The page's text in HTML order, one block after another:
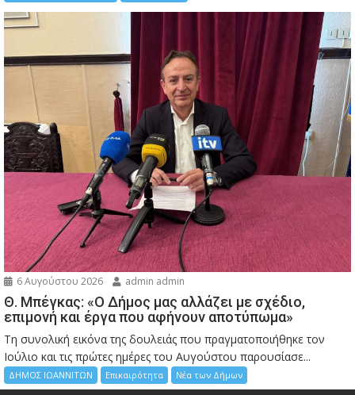
6 Αυγούστου 2026 admin admin
Θ. Μπέγκας: «Ο Δήμος μας αλλάζει με σχέδιο,
επιμονή και έργα που αφήνουν αποτύπωμα»
Τη συνολική εικόνα της δουλειάς που πραγματοποιήθηκε τον
Ιούλιο και τις πρώτες ημέρες του Αυγούστου παρουσίασε...
ΔΗΜΟΣ ΙΩΑΝΝΙΤΩΝ Επικαιρότητα Νέα των Δήμων